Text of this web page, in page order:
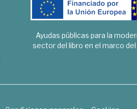
Ayudas públicas para la
sector del libro en el marco